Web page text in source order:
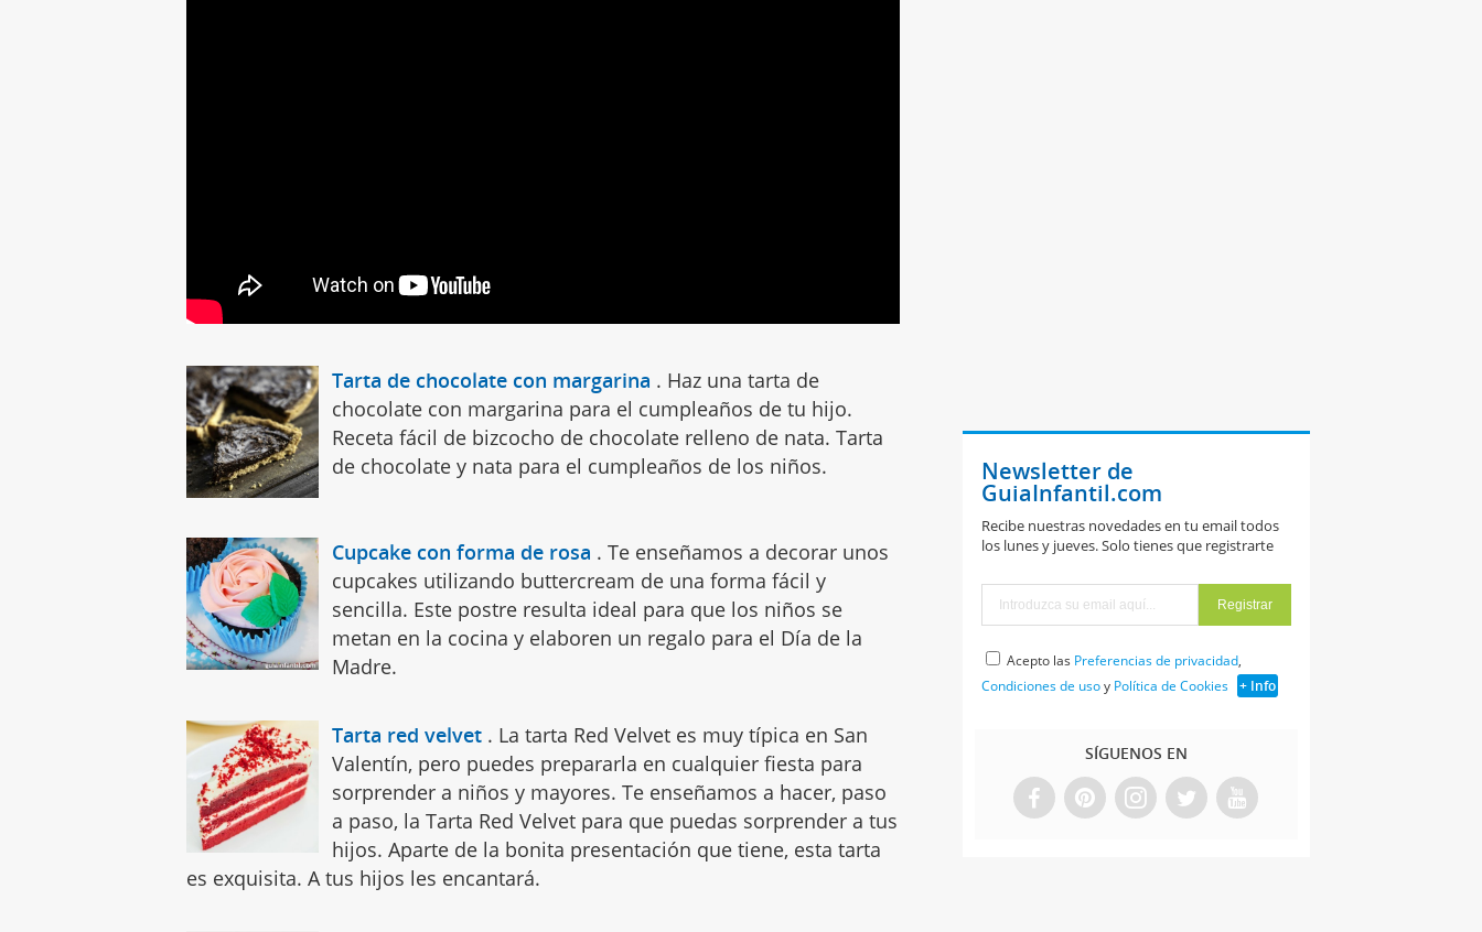
Tarta de chocolate con margarina . Haz una tarta de
chocolate con margarina para el cumpleaños de tu hijo.
Receta fácil de bizcocho de chocolate relleno de nata. Tarta
de chocolate y nata para el cumpleaños de los niños.
Cupcake con forma de rosa .Te enseñamos a decorar unos
cupcakes utilizando buttercream de una forma fácil y
sencilla. Este postre resulta ideal para que los niños se
metan en la cocina y elaboren un regalo para el Día de la
Madre.
Tarta red velvet . La tarta Red Velvet es muy típica en San
Valentín, pero puedes prepararla en cualquier fiesta para
sorprender a niños y mayores. Te enseñamos a hacer, paso
a paso, la Tarta Red Velvet para que puedas sorprender a tus
hijos. Aparte de la bonita presentación que tiene, esta tarta
es exquisita. A tus hijos les encantará.
Newsletter de
GuiaInfantil.com
Recibe nuestras novedades en tu email todos
los lunes y jueves. Solo tienes que registrarte
Acepto las Preferencias de privacidad,
Condiciones de usoy Política de Cookies + Info
SÍGUENOS EN